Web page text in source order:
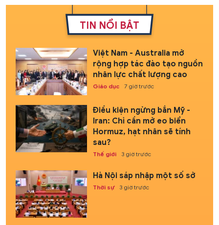
TIN NỔI BẬT
Việt Nam - Australia mở
rộng hợp tác đào tạo nguồn
nhân lực chất lượng cao
Giáo dục 7 giờ trước
Điều kiện ngừng bắn Mỹ -
Iran: Chỉ cần mở eo biển
Hormuz, hạt nhân sẽ tính
sau?
Thế giới 3 giờ trước
Hà Nội sáp nhập một số sở
Thời sự 3 giờ trước